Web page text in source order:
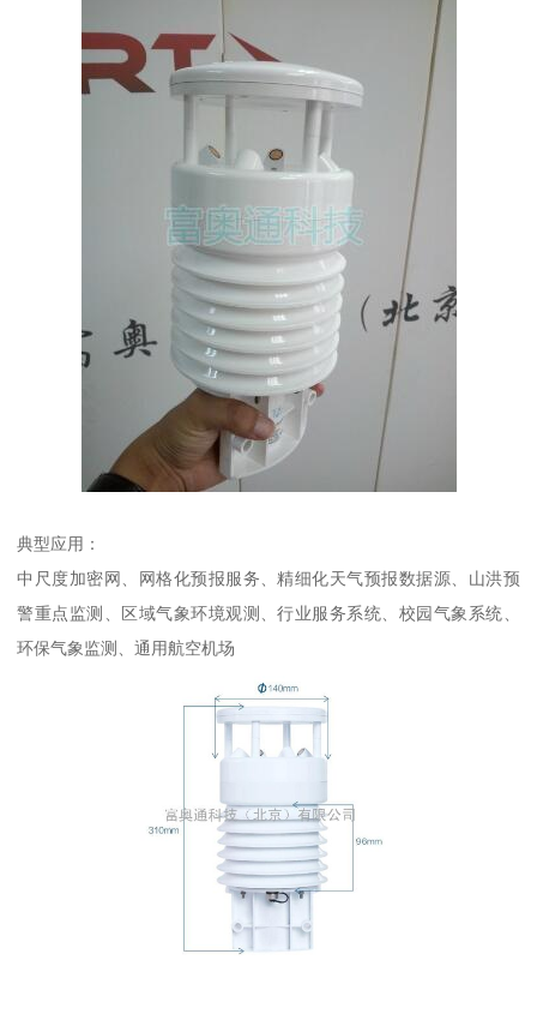
典型应用：
中尺度加密网、网格化预报服务、精细化天气预报数据源、山洪预
警重点监测、区域气象环境观测、行业服务系统、校园气象系统、
环保气象监测、通用航空机场